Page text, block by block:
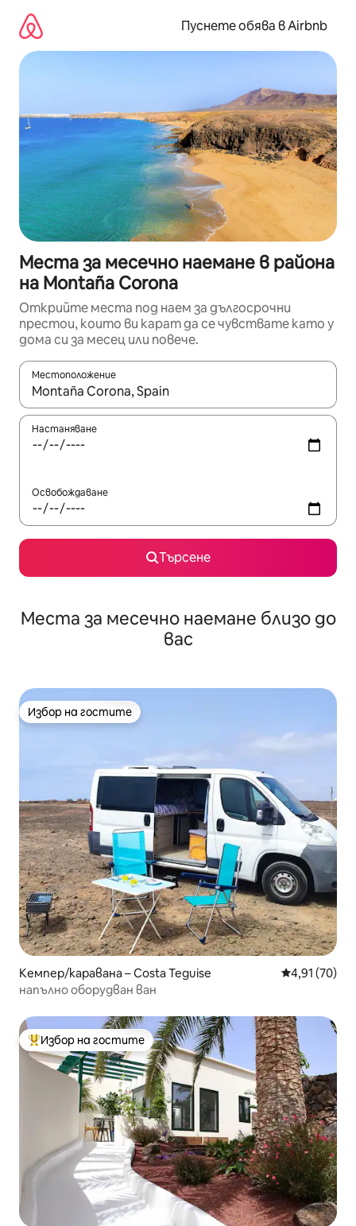
съдържанието
Пуснете обява в Airbnb
Места за месечно наемане в района
на Montaña Corona
Открийте места под наем за дългосрочни
престои, които ви карат да се чувствате като у
дома си за месец или повече.
Местоположение
Когато резултатите се покажат, използвайте
Настаняване
Освобождаване
Търсене
Места за месечно наемане близо до
вас
Избор на гостите
Избор на гостите
Кемпер/каравана – Costa Teguise Средна
4,91 (70)
напълно оборудван ван
Най-популярен избор на гостите
Избор на гостите